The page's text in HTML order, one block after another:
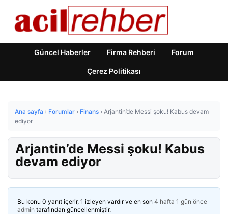
Güncel Haberler Firma Rehberi Forum
Çerez Politikası
Ana sayfa › Forumlar › Finans › Arjantin’de Messi şoku! Kabus devam
ediyor
Arjantin’de Messi şoku! Kabus
devam ediyor
Bu konu 0 yanıt içerir, 1 izleyen vardır ve en son 4 hafta 1 gün önce
admin tarafından güncellenmiştir.